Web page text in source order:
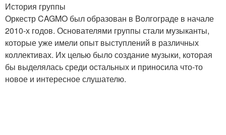
История группы
Оркестр CAGMO был образован в Волгограде в начале
2010-х годов. Основателями группы стали музыканты,
которые уже имели опыт выступлений в различных
коллективах. Их целью было создание музыки, которая
бы выделялась среди остальных и приносила что-то
новое и интересное слушателю.